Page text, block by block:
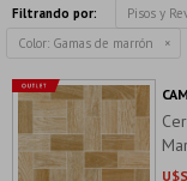
Filtrando por: Pisos y
Color: Gamas de marrón
U$S